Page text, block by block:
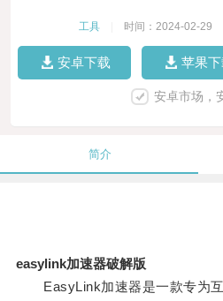
工具 时间：2024-02-29
安卓下载 苹果
安卓市场，
简介
easylink加速器破解版
EasyLink加速器是一款专为互